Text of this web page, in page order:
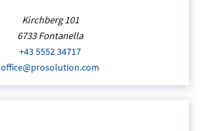
Kirchberg 101
6733 Fontanella
+43 5552 34717
office@prosolution.com